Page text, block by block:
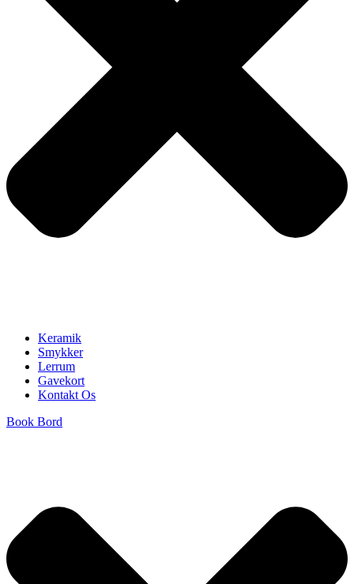
Keramik
Smykker
Lerrum
Gavekort
Kontakt Os
Book Bord